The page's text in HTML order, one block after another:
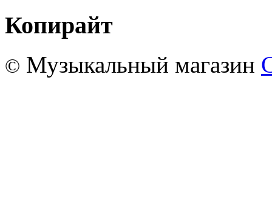
Копирайт
© Музыкальный магазин